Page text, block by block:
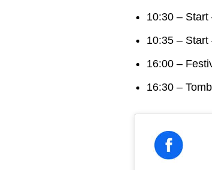
10:30 – Start
10:35 – Start
16:00 –
16:30 –